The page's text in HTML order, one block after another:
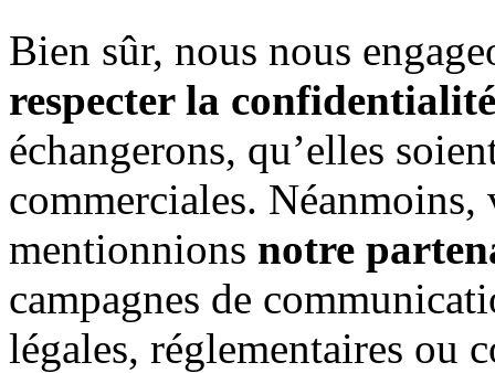
Bien sûr, nous nous
respecter la
échangerons, qu’elles
commerciales. Néanmoins,
mentionnions notre
campagnes de
légales, réglementaires ou